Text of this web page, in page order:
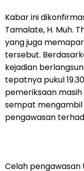
Kabar ini
Tamalate, H. Muh.
yang juga
tersebut.
kejadian
tepatnya pukul
pemeriksaan
sempat mengambil
pengawasan
Celah